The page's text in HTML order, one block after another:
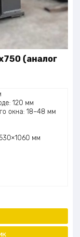
(аналог
120 мм
окна: 18–48 мм
мм